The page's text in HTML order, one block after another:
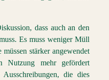
dass auch an den
Es muss weniger Müll
stärker angewendet
Nutzung mehr gefördert
die dies